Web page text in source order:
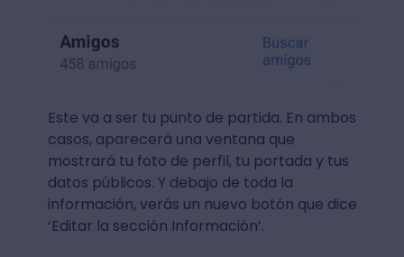
Este va a ser tu punto de partida. En ambos
casos, aparecerá una ventana que
mostrará tu foto de perfil, tu portada y tus
datos públicos. Y debajo de toda la
información, verás un nuevo botón que dice
‘Editar la sección Información’.